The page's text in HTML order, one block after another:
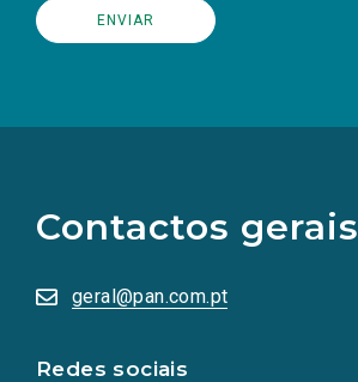
Contactos gerais
geral@pan.com.pt
Redes sociais
redes
sociais
numa
nova